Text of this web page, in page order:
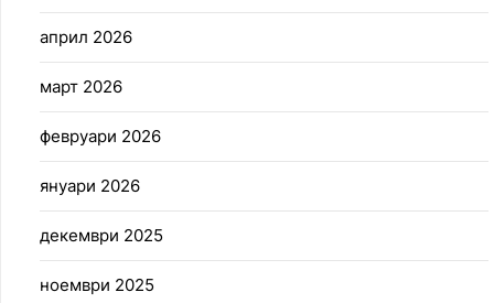
април 2026
март 2026
февруари 2026
януари 2026
декември 2025
ноември 2025